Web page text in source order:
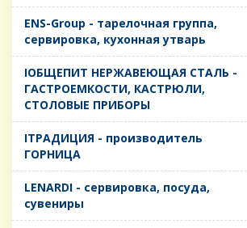
ENS-Group - тарелочная группа,
сервировка, кухонная утварь
IОБЩЕПИТ НЕРЖАВЕЮЩАЯ СТАЛЬ -
ГАСТРОЕМКОСТИ, КАСТРЮЛИ,
СТОЛОВЫЕ ПРИБОРЫ
IТРАДИЦИЯ - производитель
ГОРНИЦА
LENARDI - сервировка, посуда,
сувениры